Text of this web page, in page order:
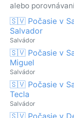
alebo
🇸🇻 Počasie v
Salvador
Salvádor
🇸🇻 Počasie v
Miguel
Salvádor
🇸🇻 Počasie v
Tecla
Salvádor
🇸🇻 Počasie v